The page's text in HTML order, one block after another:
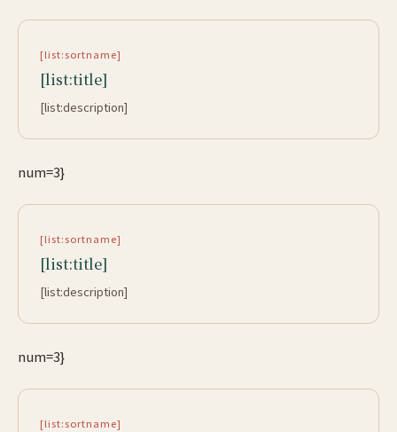
[list:sortname]
[list:title]
[list:description]
num=3}
[list:sortname]
[list:title]
[list:description]
num=3}
[list:sortname]